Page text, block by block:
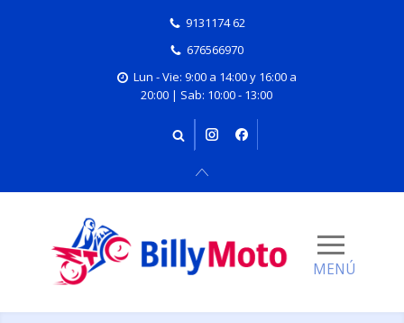
9131174 62
676566970
Lun - Vie: 9:00 a 14:00 y 16:00 a
20:00 | Sab: 10:00 - 13:00